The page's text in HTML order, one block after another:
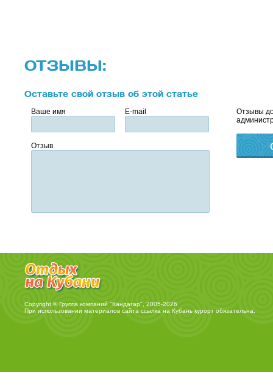
ОТЗЫВЫ:
Оставьте свой отзыв об этой статье
Ваше имя E-mail
Отзыв
Отзывы
Copyright © Группа компаний "Кандагар", 2005-2026
При использовании материалов сайта ссылка на Кубань курортобязательна.